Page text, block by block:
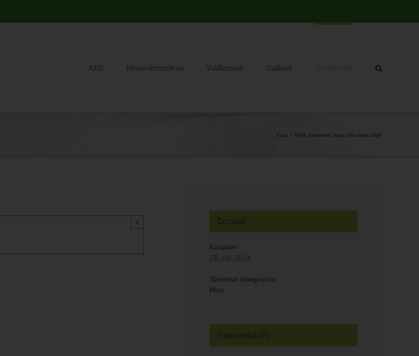
AKIS Nõuandeteenistus Valdkonnad Uudised Sündmused
Kodu EPKK konverents “Aasta põllumees 2014”
× Detailid
Kuupäev:
28. okt. 2014
Sündmus kategooria:
Muu
Toimumiskoht